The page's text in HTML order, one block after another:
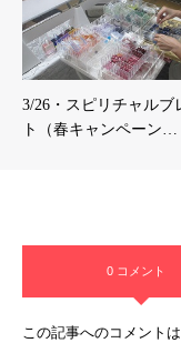
3/26・スピリチャルブ
ト（春キャンペーン…
0 コメント
この記事へのコメント